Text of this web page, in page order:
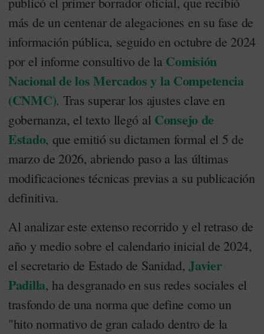
más de un centenar de alegaciones en su fase de
información pública, seguido en octubre de 2024
por el informe consultivo de la Comisión
Nacional de los Mercados y la Competencia
(CNMC). Tras superar los ajustes clave en
gobernanza, el texto llegó al Consejo de
Estado, que emitió su dictamen formal el 5 de
marzo de 2026, abriendo paso a las últimas
modificaciones técnicas previas a su publicación
definitiva.
Al analizar este extenso recorrido y el retraso de
año y medio sobre el calendario inicial de 2024,
el secretario de Estado de Sanidad,Javier
Padilla, ha desgranado en sus redes sociales el
trasfondo de una norma que define como un
"hito normativo de gran calado dentro de la